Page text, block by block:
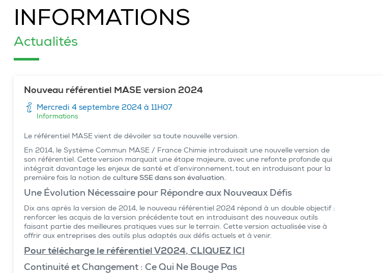
INFORMATIONS
Actualités
Nouveau référentiel MASE version 2024
Mercredi 4 septembre 2024 à 11H07
Informations
Le référentiel MASE vient de dévoiler sa toute nouvelle version.
En 2014, le Système Commun MASE / France Chimie introduisait une nouvelle version de
son référentiel. Cette version marquait une étape majeure, avec une refonte profonde qui
intégrait davantage les enjeux de santé et d’environnement, tout en introduisant pour la
première fois la notion de culture SSE dans son évaluation.
Une Évolution Nécessaire pour Répondre aux Nouveaux Défis
Dix ans après la version de 2014, le nouveau référentiel 2024 répond à un double objectif :
renforcer les acquis de la version précédente tout en introduisant des nouveaux outils
faisant partie des meilleures pratiques vues sur le terrain. Cette version actualisée vise à
offrir aux entreprises des outils plus adaptés aux défis actuels et à venir.
Pour télécharge le référentiel V2024, CLIQUEZ ICI
Continuité et Changement : Ce Qui Ne Bouge Pas